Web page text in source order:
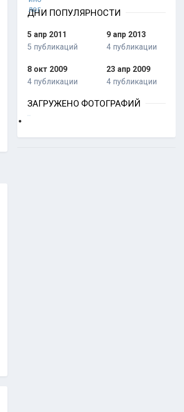
ДНИ ПОПУЛЯРНОСТИ
5 апр 2011
5 публикаций
9 апр 2013
4 публикации
8 окт 2009
4 публикации
23 апр 2009
4 публикации
ЗАГРУЖЕНО ФОТОГРАФИЙ